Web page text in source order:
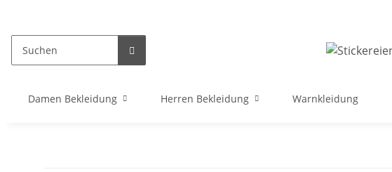
Damen Bekleidung Herren Bekleidung Warnkleidung